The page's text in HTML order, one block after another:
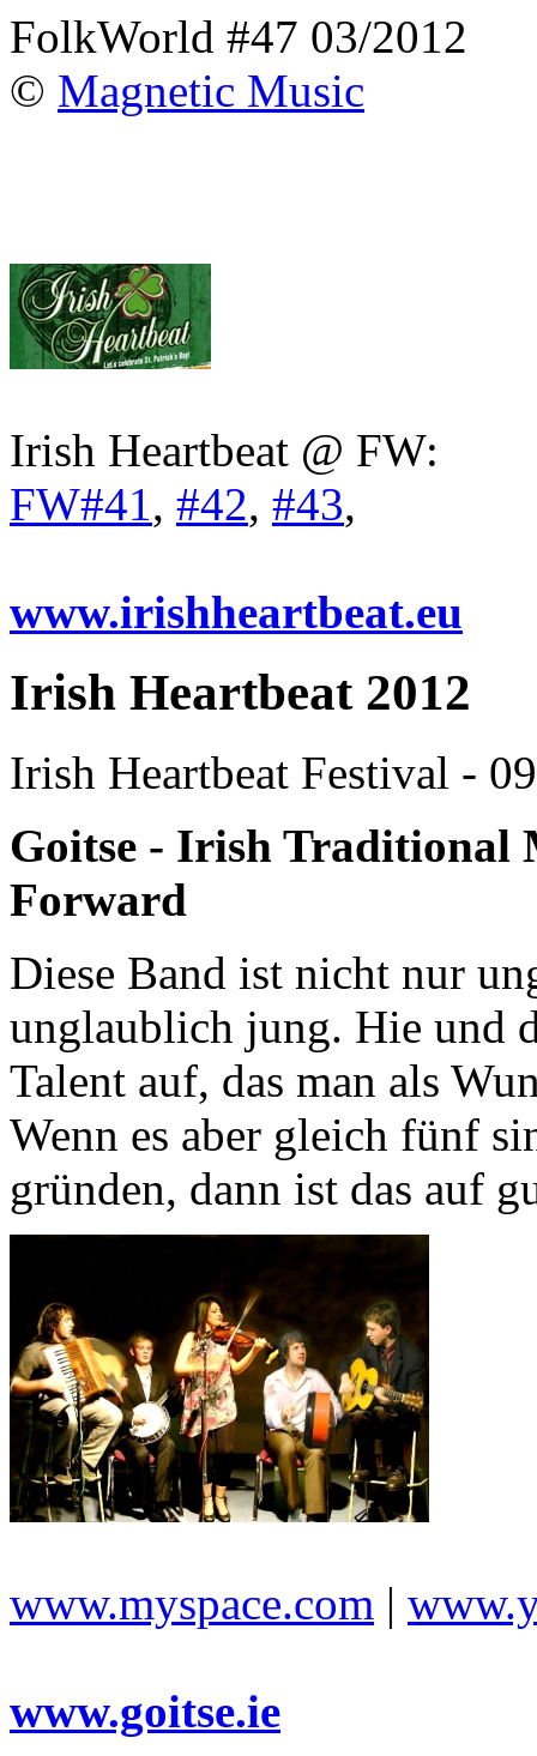
FolkWorld #47 03/2012
© Magnetic Music
Irish Heartbeat @ FW:
FW#41, #42, #43,
www.irishheartbeat.eu
Irish Heartbeat 2012
Irish Heartbeat Festival -
Goitse - Irish Traditional
Forward
Diese Band ist nicht nur
unglaublich jung. Hie und
Talent auf, das man als
Wenn es aber gleich fünf
gründen, dann ist das auf
www.myspace.com |
www.goitse.ie